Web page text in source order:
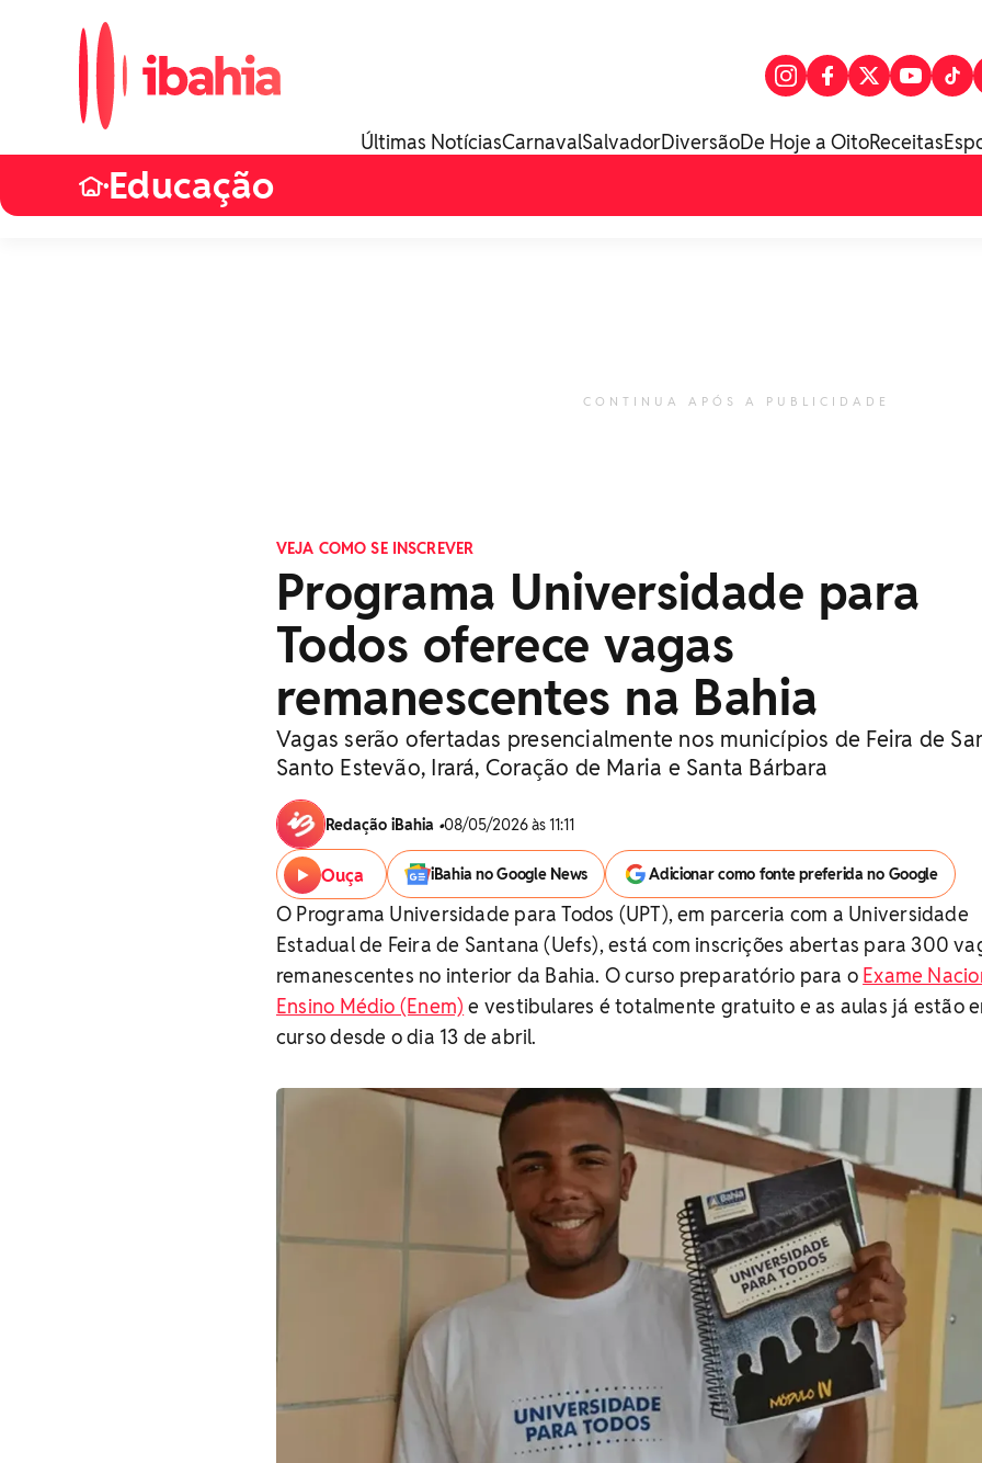
Últimas NotíciasCarnavalSalvadorDiversãoDe Hoje a OitoReceitas
•Educação
CONTINUA APÓS A PUBLICIDADE
VEJA COMO SE INSCREVER
Programa Universidade para
Todos oferece vagas
remanescentes na Bahia
Vagas serão ofertadas presencialmente nos municípios de Feira de
Santo Estevão, Irará, Coração de Maria e Santa Bárbara
Redação iBahia •08/05/2026 às 11:11
Ouça iBahia no Google News Adicionar como fonte preferida no Google
O Programa Universidade para Todos (UPT), em parceria com a Universidade
Estadual de Feira de Santana (Uefs), está com inscrições abertas para 300
remanescentes no interior da Bahia. O curso preparatório para o Exame
Ensino Médio (Enem) e vestibulares é totalmente gratuito e as aulas já estão
curso desde o dia 13 de abril.